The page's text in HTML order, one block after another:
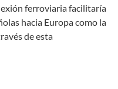
ferroviaria facilitaría
hacia Europa como la
de esta